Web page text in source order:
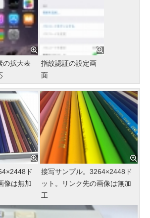
の拡大表
指紋認証の設定画
面
ド
像は無加
接写サンプル。3264×2448ド
ット。リンク先の画像は無加
工